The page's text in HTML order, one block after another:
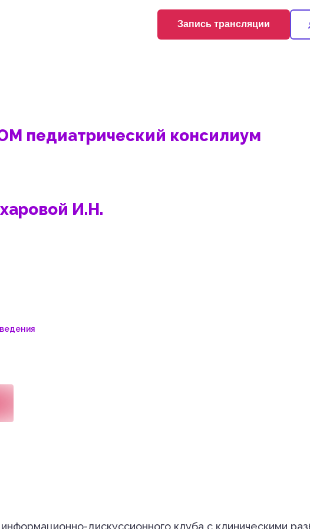
Запись трансляции
педиатрический консилиум
И.Н.
дискуссионного клуба с клиническими